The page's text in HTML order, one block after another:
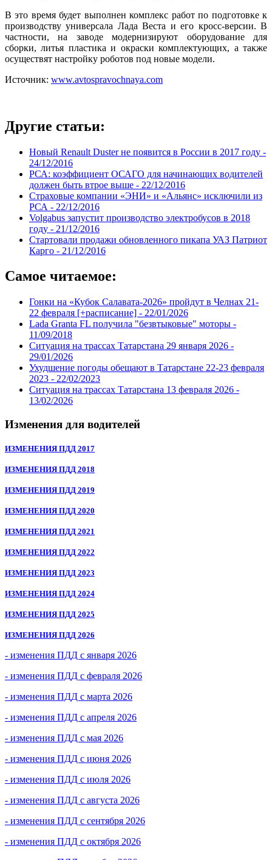
В это время будет выполнен комплекс работ по подготовке к
производству универсала Лада Веста и его кросс-версии. В
частности, на заводе модернизируют оборудование для
сборки, литья пластика и окраски комплектующих, а также
осуществят настройку роботов под новые модели.
Источник: www.avtospravochnaya.com
Другие статьи:
Новый Renault Duster не появится в России в 2017 году -
24/12/2016
РСА: коэффициент ОСАГО для начинающих водителей
должен быть втрое выше - 22/12/2016
Страховые компании «ЭНИ» и «Альянс» исключили из
РСА - 22/12/2016
Volgabus запустит производство электробусов в 2018
году - 21/12/2016
Стартовали продажи обновленного пикапа УАЗ Патриот
Карго - 21/12/2016
Самое читаемое:
Гонки на «Кубок Салавата-2026» пройдут в Челнах 21-
22 февраля [+расписание] - 22/01/2026
Lada Granta FL получила "безвтыковые" моторы -
11/09/2018
Ситуация на трассах Татарстана 29 января 2026 -
29/01/2026
Ухудшение погоды обещают в Татарстане 22-23 февраля
2023 - 22/02/2023
Ситуация на трассах Татарстана 13 февраля 2026 -
13/02/2026
Изменения для водителей
ИЗМЕНЕНИЯ ПДД 2017
ИЗМЕНЕНИЯ ПДД 2018
ИЗМЕНЕНИЯ ПДД 2019
ИЗМЕНЕНИЯ ПДД 2020
ИЗМЕНЕНИЯ ПДД 2021
ИЗМЕНЕНИЯ ПДД 2022
ИЗМЕНЕНИЯ ПДД 2023
ИЗМЕНЕНИЯ ПДД 2024
ИЗМЕНЕНИЯ ПДД 2025
ИЗМЕНЕНИЯ ПДД 2026
- изменения ПДД с января 2026
- изменения ПДД с февраля 2026
- изменения ПДД с марта 2026
- изменения ПДД с апреля 2026
- изменения ПДД с мая 2026
- изменения ПДД с июня 2026
- изменения ПДД с июля 2026
- изменения ПДД с августа 2026
- изменения ПДД с сентября 2026
- изменения ПДД с октября 2026